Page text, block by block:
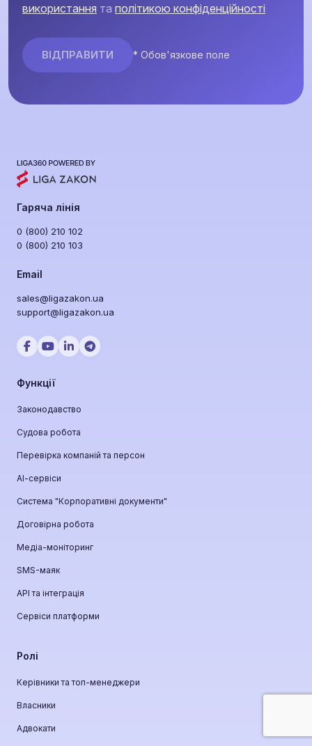
використання та політикою конфіденційності
* Обов'язкове поле
Гаряча лінія
0 (800) 210 102
0 (800) 210 103
Email
sales@ligazakon.ua
support@ligazakon.ua
Функції
Законодавство
Судова робота
Перевірка компаній та персон
АІ-сервіси
Система "Корпоративні документи"
Договірна робота
Медіа-моніторинг
SMS-маяк
API та інтеграція
Сервіси платформи
Ролі
Керівники та топ-менеджери
Власники
Адвокати